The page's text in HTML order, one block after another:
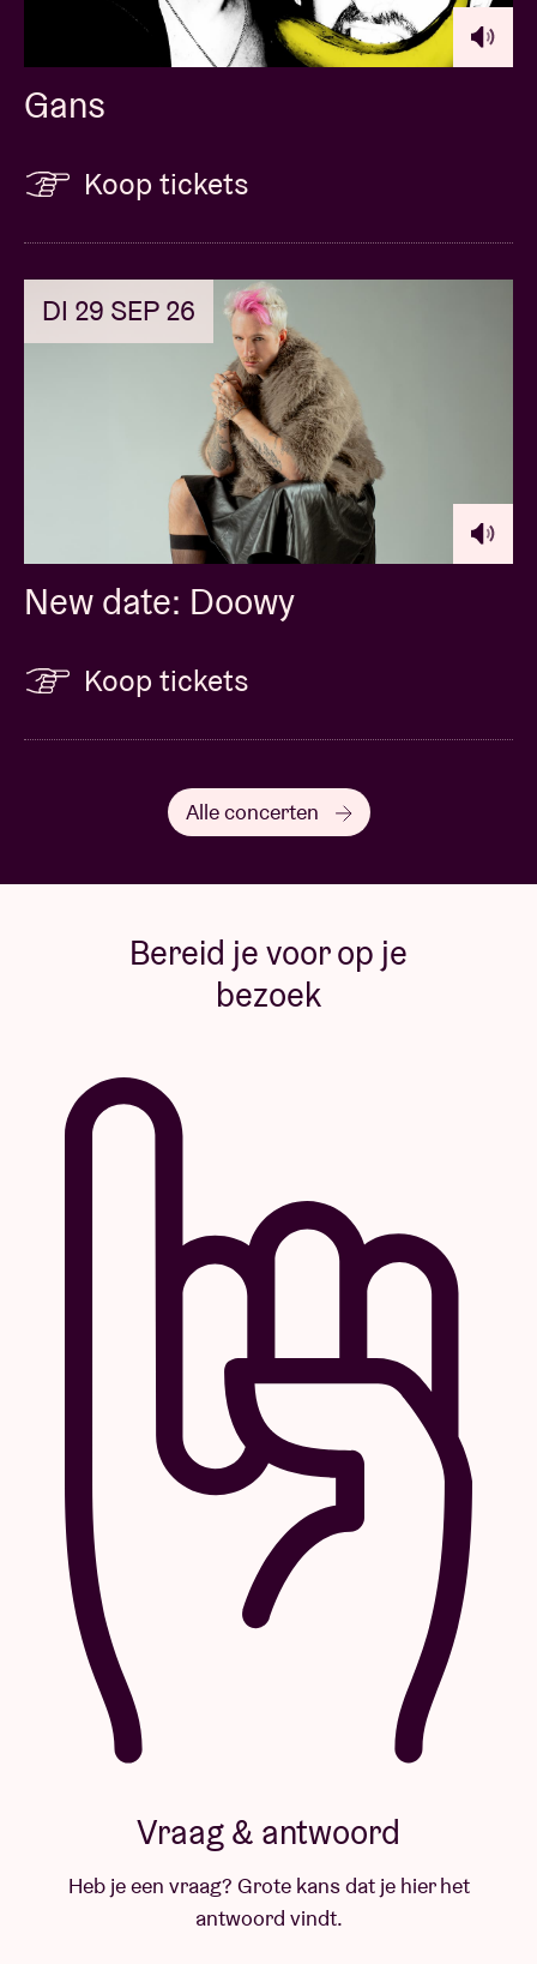
Gans
Koop tickets
DI 29 SEP 26
New date: Doowy
Koop tickets
Alle concerten
Bereid je voor op je
bezoek
Vraag & antwoord
Heb je een vraag? Grote kans dat je hier het
antwoord vindt.